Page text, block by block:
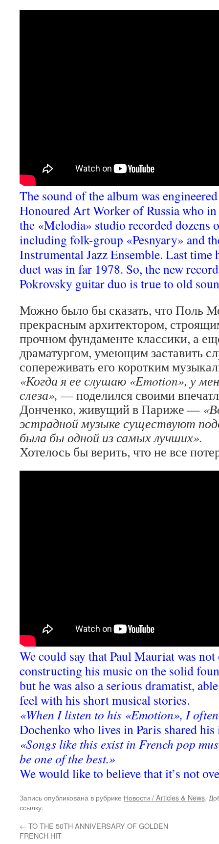
The sound of the album was
Honoured Art Worker of Russia who
the «Melodia» studio recorded dozens
including folk-group «Pesnyary» and
Instrumental Jazz Ensemble. Last time
duet was in far 1978. So, the new
Pokrovsky guitar duo is true to old
Можно было бы сказать, что Поль
прекрасным архитектором,
прочном фундаменте классики, а
драматургом, умеющим заставить
сопереживать его коротким
«Когда я ее слушаю «Emotion», у
слеза», — поделился своими
Донченко, живущий в Париже —
эстрадной музыке существуют
была бы одной из самых лучших».
Хотелось бы верить, что не все
We could say that Paul Mauriat was
constructing his music on the solid
but he was also a serious dramatist,
feel with his short musical stories.
«When I listen to his «Emotion», I
Dochenko who lives in Paris shared
«Songs like this exist in French pop
be one of the best.»
We would like to believe that it’s not
Запись опубликована в рубрике Новости / Articles & News.
ссылку.
← TO THE 50TH ANNIVERSARY OF GOLDEN
FRENCH HIT